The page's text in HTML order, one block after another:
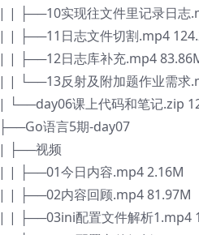
| | ├──10实现往文件里记录日志
| | ├──11日志文件切割.mp4
| | ├──12日志库补充.mp4
| | └──13反射及附加题作业需求
| └──day06课上代码和笔记.zip
├──Go语言5期-day07
| ├──视频
| | ├──01今日内容.mp4 2.16M
| | ├──02内容回顾.mp4 81.97M
| | ├──03ini配置文件解析1.mp4